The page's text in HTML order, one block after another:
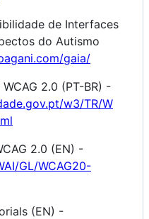
de Interfaces
do Autismo
gaia/
2.0 (PT-BR) -
w3/TR/W
2.0 (EN) -
GL/WCAG20-
(EN) -